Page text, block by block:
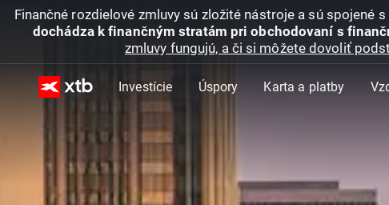
Finančné rozdielové zmluvy sú zložité nástroje a sú
dochádza k finančným stratám pri obchodovaní s
zmluvy fungujú, a či si môžete dovoliť
Investície Úspory Karta a platby